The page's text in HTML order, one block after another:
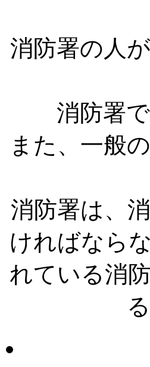
消防署の人
消防署
また、一般
消防署は、
ければなら
れている消